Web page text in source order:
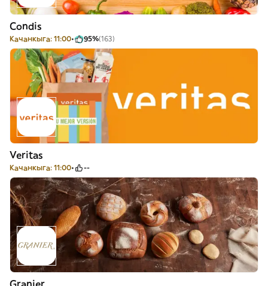
Condis
Качанкыга: 11:00 95%(163)
Veritas
Качанкыга: 11:00 --
Granier